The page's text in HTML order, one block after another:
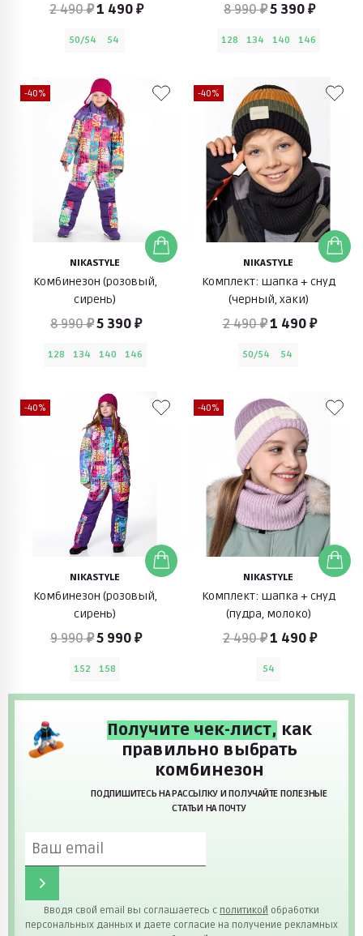
2 490 ₽1 490 ₽
50/54 54
8 990 ₽5 390 ₽
128 134 140 146
-40%
NIKASTYLE
Комбинезон (розовый,
сирень)
8 990 ₽5 390 ₽
128 134 140 146
-40%
NIKASTYLE
Комплект: шапка + снуд
(черный, хаки)
2 490 ₽1 490 ₽
50/54 54
-40%
NIKASTYLE
Комбинезон (розовый,
сирень)
9 990 ₽5 990 ₽
152 158
-40%
NIKASTYLE
Комплект: шапка + снуд
(пудра, молоко)
2 490 ₽1 490 ₽
54
Получите чек-лист, как
правильно выбрать
комбинезон
ПОДПИШИТЕСЬ НА РАССЫЛКУ И ПОЛУЧАЙТЕ ПОЛЕЗНЫЕ
СТАТЬИ НА ПОЧТУ
Вводя свой email вы соглашаетесь с политикой обработки
персональных данных и даете согласие на получение рекламных